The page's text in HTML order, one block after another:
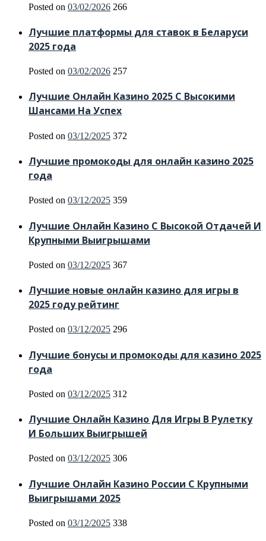
Posted on 03/02/2026 266
Лучшие платформы для ставок в Беларуси
2025 года
Posted on 03/02/2026 257
Лучшие Онлайн Казино 2025 С Высокими
Шансами На Успех
Posted on 03/12/2025 372
Лучшие промокоды для онлайн казино 2025
года
Posted on 03/12/2025 359
Лучшие Онлайн Казино С Высокой Отдачей И
Крупными Выигрышами
Posted on 03/12/2025 367
Лучшие новые онлайн казино для игры в
2025 году рейтинг
Posted on 03/12/2025 296
Лучшие бонусы и промокоды для казино 2025
года
Posted on 03/12/2025 312
Лучшие Онлайн Казино Для Игры В Рулетку
И Больших Выигрышей
Posted on 03/12/2025 306
Лучшие Онлайн Казино России С Крупными
Выигрышами 2025
Posted on 03/12/2025 338